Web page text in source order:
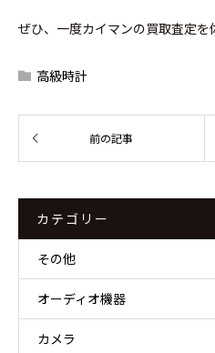
ぜひ、一度カイマンの買取査定を
高級時計
カテゴリー
その他
オーディオ機器
カメラ